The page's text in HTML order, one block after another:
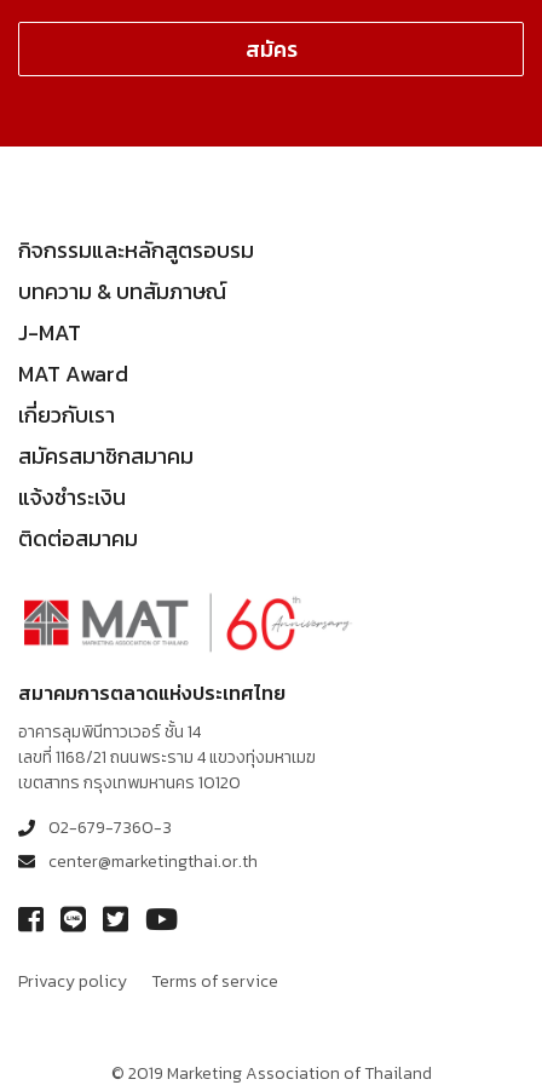
กิจกรรมและหลักสูตรอบรม
บทความ & บทสัมภาษณ์
J-MAT
MAT Award
เกี่ยวกับเรา
สมัครสมาชิกสมาคม
แจ้งชำระเงิน
ติดต่อสมาคม
สมาคมการตลาดแห่งประเทศไทย
อาคารลุมพินีทาวเวอร์ ชั้น 14
เลขที่ 1168/21 ถนนพระราม 4 แขวงทุ่งมหาเมฆ
เขตสาทร กรุงเทพมหานคร 10120
02-679-7360-3
center@marketingthai.or.th
Privacy policy Terms of service
© 2019 Marketing Association of Thailand